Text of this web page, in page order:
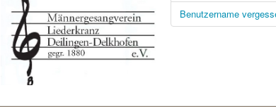
Benutzername